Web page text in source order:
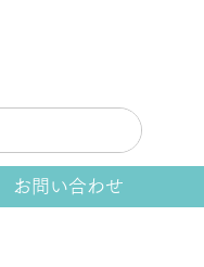
お問い合わせ